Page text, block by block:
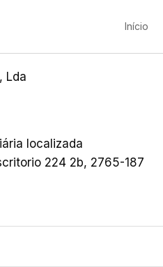
Início
Lda
localizada
224 2b, 2765-187